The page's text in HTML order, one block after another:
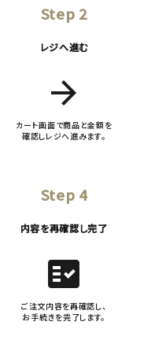
Step 2
レジへ進む
arrow_forward
カート画面で商品と金額を
確認しレジへ進みます。
Step 4
内容を再確認し完了
fact_check
ご注文内容を再確認し、
お手続きを完了します。